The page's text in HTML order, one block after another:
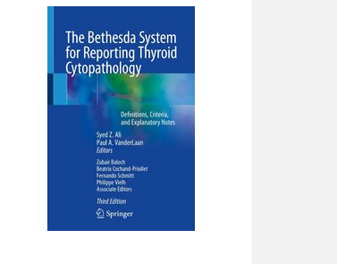
и цитологов) и клинической онкологии.